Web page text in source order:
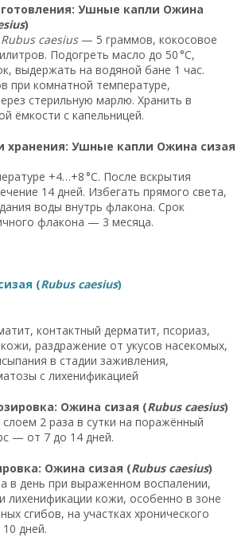
Ушные капли Ожина
)
Rubus caesius— 5 граммов, кокосовое
Подогреть масло до 50 °C,
выдержать на водяной бане 1 час.
при комнатной температуре,
стерильную марлю. Хранить в
ёмкости с капельницей.
хранения: Ушные капли Ожина сизая
+4…+8 °C. После вскрытия
14 дней. Избегать прямого света,
воды внутрь флакона. Срок
флакона — 3 месяца.
(Rubus caesius)
контактный дерматит, псориаз,
раздражение от укусов насекомых,
в стадии заживления,
с лихенификацией
Ожина сизая (Rubus caesius)
2 раза в сутки на поражённый
— от 7 до 14 дней.
Ожина сизая (Rubus caesius)
в день при выраженном воспалении,
лихенификации кожи, особенно в зоне
сгибов, на участках хронического
дней.